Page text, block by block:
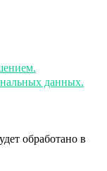
данных.
обработано в